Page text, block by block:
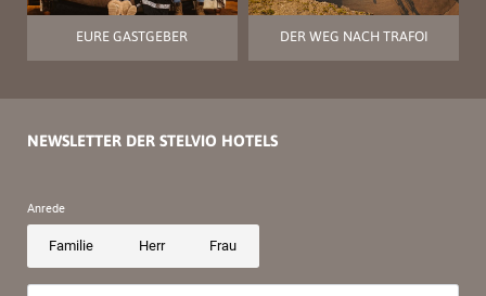
EURE GASTGEBER DER WEG NACH TRAFOI
NEWSLETTER DER STELVIO HOTELS